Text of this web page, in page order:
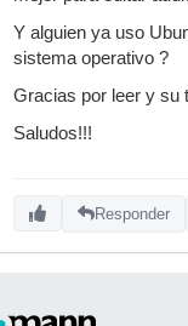
Y alguien ya uso
sistema operativo ?
Gracias por leer y su
Saludos!!!
Responder